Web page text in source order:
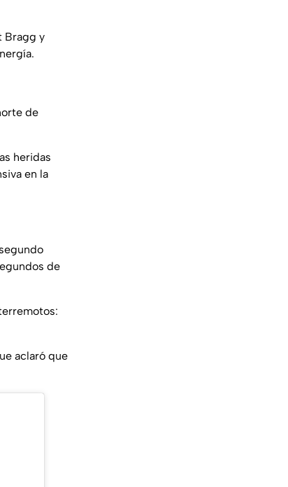
Bragg y
de
heridas
en la
de
aclaró que